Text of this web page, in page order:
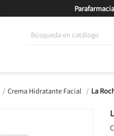
Crema Hidratante Facial La